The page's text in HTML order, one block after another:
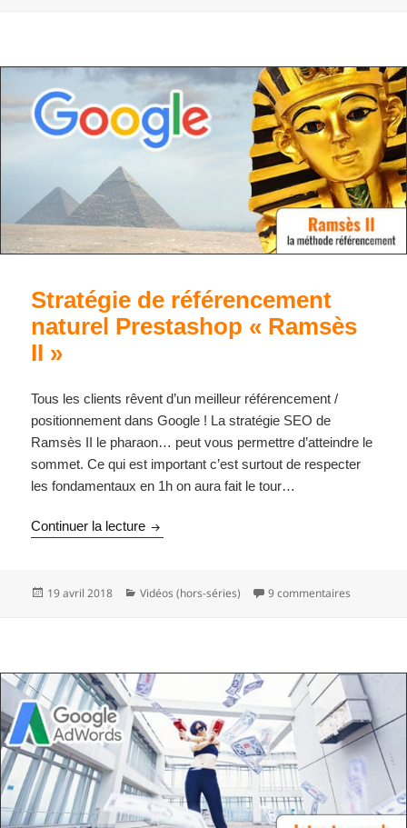
Stratégie de référencement
naturel Prestashop « Ramsès
II »
Tous les clients rêvent d’un meilleur référencement /
positionnement dans Google ! La stratégie SEO de
Ramsès II le pharaon… peut vous permettre d’atteindre le
sommet. Ce qui est important c’est surtout de respecter
les fondamentaux en 1h on aura fait le tour…
Continuer la lecture Stratégie de référencement naturel
Publié
19 avril 2018 Catégories
Vidéos (hors-séries) 9 commentaires